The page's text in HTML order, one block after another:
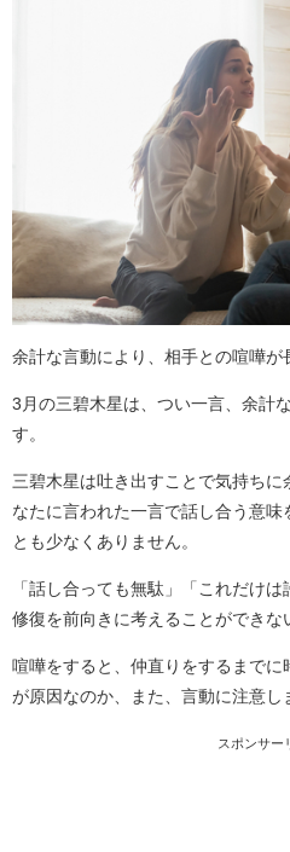
余計な言動により、相手との喧嘩が
3月の三碧木星は、つい一言、余計
す。
三碧木星は吐き出すことで気持ち
なたに言われた一言で話し合う意味
とも少なくありません。
「話し合っても無駄」「これだけ
修復を前向きに考えることができな
喧嘩をすると、仲直りをするまで
が原因なのか、また、言動に注意し
スポンサー